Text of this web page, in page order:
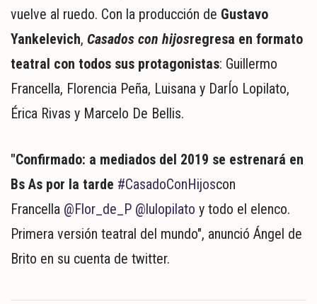
ECONOMÍA
MUNDO
POLICIALES
ESPECTÁCULOS
NACIONALES
REGIONALES
SOCIEDAD
vuelve al ruedo. Con la producción de Gustavo
Yankelevich, Casados con hijosregresa en formato
teatral con todos sus protagonistas: Guillermo
Francella, Florencia Peña, Luisana y DarÍo Lopilato,
Érica Rivas y Marcelo De Bellis.
"Confirmado: a mediados del 2019 se estrenará en
Bs As por la tarde #CasadoConHijoscon
Francella @Flor_de_P @lulopilato y todo el elenco.
Primera versión teatral del mundo", anunció Ángel de
Brito en su cuenta de twitter.